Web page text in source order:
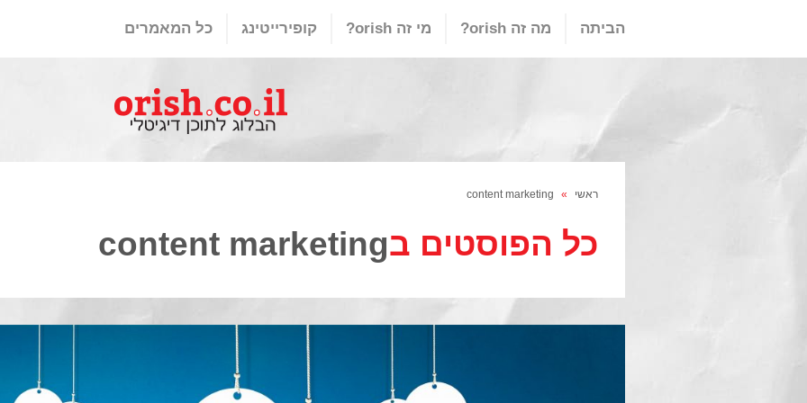
הביתה מה זה orish? מי זה orish? קופירייטינג כל המאמרים
ראשי »
content marketing
כל הפוסטים בcontent marketing